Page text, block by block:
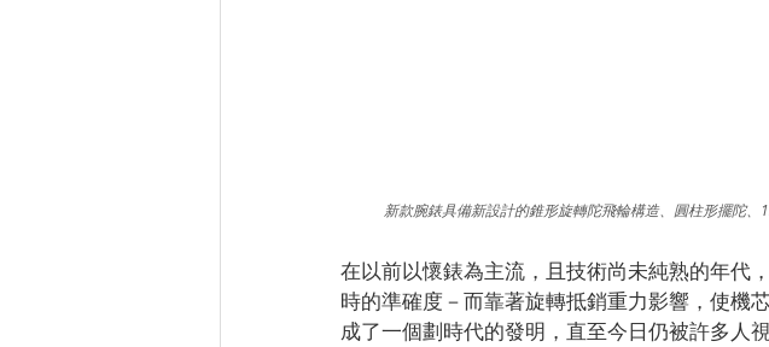
新款腕錶具備新設計的錐形旋轉陀飛輪構造、圓柱形擺陀、
在以前以懷錶為主流，且技術尚未純熟的年代
時的準確度－而靠著旋轉抵銷重力影響，使機
成了一個劃時代的發明，直至今日仍被許多人